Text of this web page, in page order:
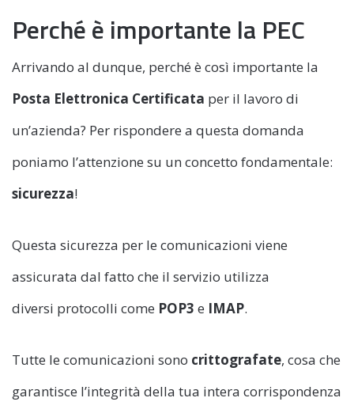
Perché è importante la PEC
Arrivando al dunque, perché è così importante la
Posta Elettronica Certificata per il lavoro di
un’azienda? Per rispondere a questa domanda
poniamo l’attenzione su un concetto fondamentale:
sicurezza!
Questa sicurezza per le comunicazioni viene
assicurata dal fatto che il servizio utilizza
diversi protocolli come POP3 e IMAP.
Tutte le comunicazioni sono crittografate, cosa che
garantisce l’integrità della tua intera corrispondenza